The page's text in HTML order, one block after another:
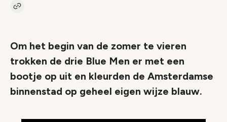
Kopieer link naar artikel
Om het begin van de zomer te vieren
trokken de drie Blue Men er met een
bootje op uit en kleurden de Amsterdamse
binnenstad op geheel eigen wijze blauw.